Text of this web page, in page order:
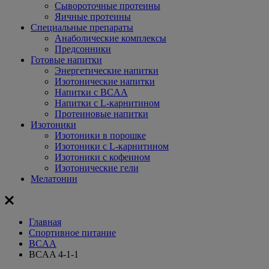
Сывороточные протеины
Яичные протеины
Специальные препараты
Анаболические комплексы
Предсонники
Готовые напитки
Энергетические напитки
Изотонические напитки
Напитки с BCAA
Напитки с L-карнитином
Протеиновые напитки
Изотоники
Изотоники в порошке
Изотоники с L-карнитином
Изотоники с кофеином
Изотонические гели
Мелатонин
Главная
Спортивное питание
BCAA
BCAA 4-1-1